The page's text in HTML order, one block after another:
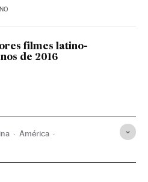
filmes latino-
de 2016
América